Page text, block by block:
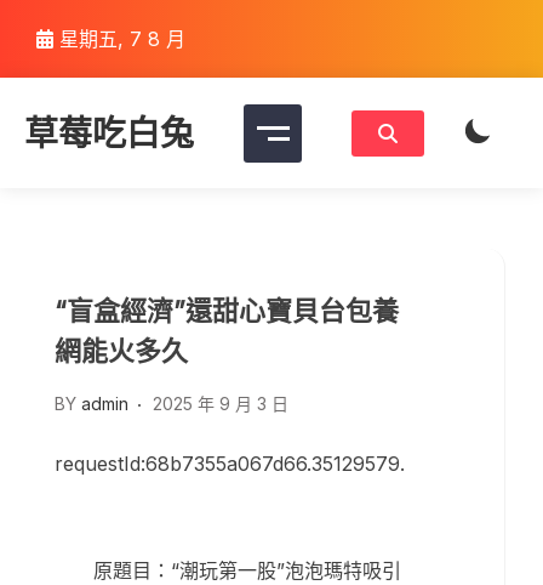
content
星期五, 7 8 月
草莓吃白兔
“盲盒經濟”還甜心寶貝台包養
網能火多久
BY admin 2025 年 9 月 3 日
requestId:68b7355a067d66.35129579.
原題目：“潮玩第一股”泡泡瑪特吸引